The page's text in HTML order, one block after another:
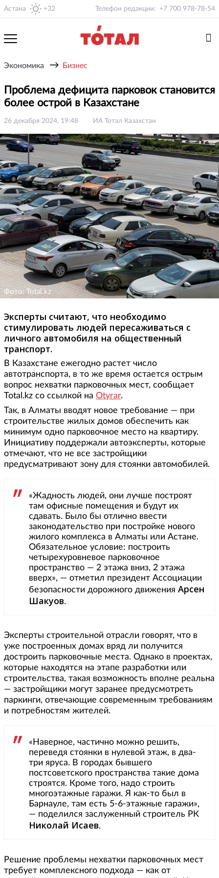
Астана +32 Телефон редакции: +7 700 978-78-54
Экономика → Бизнес
Проблема дефицита парковок становится
более острой в Казахстане
26 декабря 2024, 19:48 ИА Тотал Казахстан
Фото: Total.kz
Эксперты считают, что необходимо
стимулировать людей пересаживаться с
личного автомобиля на общественный
транспорт.
В Казахстане ежегодно растет число
автотранспорта, в то же время остается острым
вопрос нехватки парковочных мест, сообщает
Total.kz со ссылкой на Otyrar.
Так, в Алматы вводят новое требование — при
строительстве жилых домов обеспечить как
минимум одно парковочное место на квартиру.
Инициативу поддержали автоэксперты, которые
отмечают, что не все застройщики
предусматривают зону для стоянки автомобилей.
«Жадность людей, они лучше построят
там офисные помещения и будут их
сдавать. Было бы отлично ввести
законодательство при постройке нового
жилого комплекса в Алматы или Астане.
Обязательное условие: построить
четырехуровневое парковочное
пространство — 2 этажа вниз, 2 этажа
вверх», — отметил президент Ассоциации
безопасности дорожного движения Арсен
Шакуов.
Эксперты строительной отрасли говорят, что в
уже построенных домах вряд ли получится
достроить парковочные места. Однако в проектах,
которые находятся на этапе разработки или
строительства, такая возможность вполне реальна
— застройщики могут заранее предусмотреть
паркинги, отвечающие современным требованиям
и потребностям жителей.
«Наверное, частично можно решить,
переведя стоянки в нулевой этаж, в два-
три яруса. В городах бывшего
постсоветского пространства такие дома
строятся. Кроме того, надо строить
многоэтажные гаражи. Я как-то был в
Барнауле, там есть 5-6-этажные гаражи»,
— поделился заслуженный строитель РК
Николай Исаев.
Решение проблемы нехватки парковочных мест
требует комплексного подхода — как от